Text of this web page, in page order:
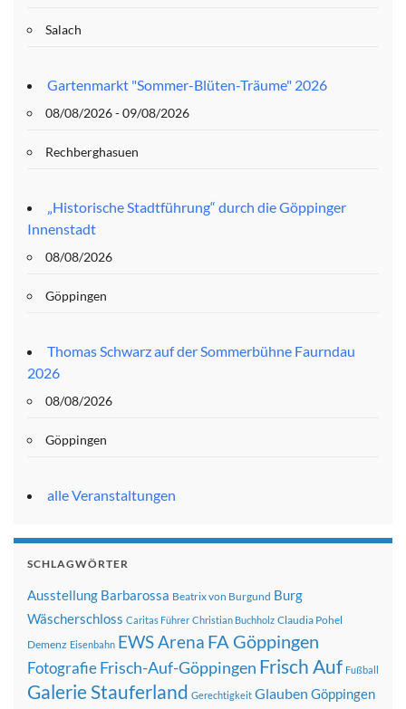
Salach
Gartenmarkt "Sommer-Blüten-Träume" 2026
08/08/2026 - 09/08/2026
Rechberghasuen
„Historische Stadtführung“ durch die Göppinger
Innenstadt
08/08/2026
Göppingen
Thomas Schwarz auf der Sommerbühne Faurndau
2026
08/08/2026
Göppingen
alle Veranstaltungen
SCHLAGWÖRTER
Ausstellung Barbarossa Beatrix von Burgund Burg
Wäscherschloss Caritas Führer Christian Buchholz Claudia Pohel
Demenz Eisenbahn EWS Arena FA Göppingen
FotografieFrisch-Auf-Göppingen Frisch Auf Fußball
Galerie Stauferland Gerechtigkeit Glauben Göppingen